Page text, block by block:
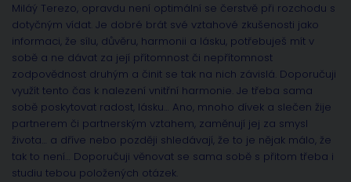
Miláý Terezo, opravdu není optimální se čerstvě při rozchodu s
dotyčným vídat. Je dobré brát své vztahové zkušenosti jako
informaci, že sílu, důvěru, harmonii a lásku, potřebuješ mít v
sobě a ne dávat za její přítomnost či nepřítomnost
zodpovědnost druhým a činit se tak na nich závislá. Doporučuji
využít tento čas k nalezení vnitřní harmonie. Je třeba sama
sobě poskytovat radost, lásku… Ano, mnoho dívek a slečen žije
partnerem či partnerským vztahem, zaměnují jej za smysl
života… a dříve nebo později shledávají, že to je nějak málo, že
tak to není… Doporučuji věnovat se sama sobě s přitom třeba i
studiu tebou položených otázek.